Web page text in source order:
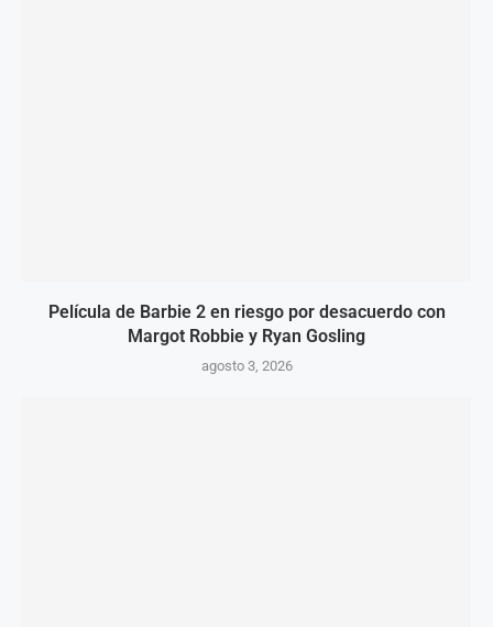
Película de Barbie 2 en riesgo por desacuerdo con
Margot Robbie y Ryan Gosling
agosto 3, 2026